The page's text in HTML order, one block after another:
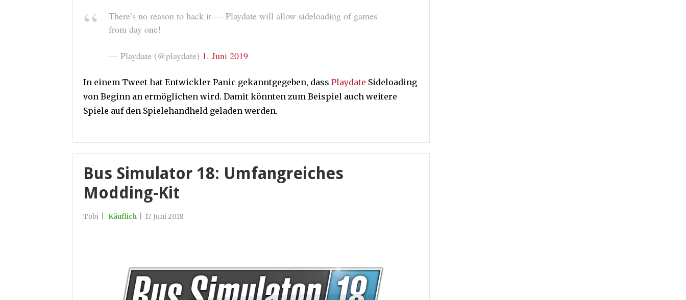
There’s no reason to hack it — Playdate will allow sideloading of games
from day one!
— Playdate (@playdate) 1. Juni 2019
In einem Tweet hat Entwickler Panic gekanntgegeben, dass Playdate Sideloading
von Beginn an ermöglichen wird. Damit könnten zum Beispiel auch weitere
Spiele auf den Spielehandheld geladen werden.
Bus Simulator 18: Umfangreiches
Modding-Kit
Tobi Käuflich 17. Juni 2018